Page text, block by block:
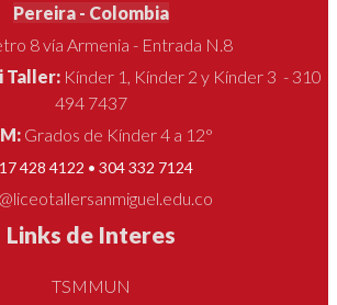
Pereira - Colombia
8 vía Armenia - Entrada N.8
Taller: Kínder 1, Kínder 2 y Kínder 3 - 310
494 7437
Grados de Kínder 4 a 12°
428 4122 • 304 332 7124
Links de Interes
TSMMUN